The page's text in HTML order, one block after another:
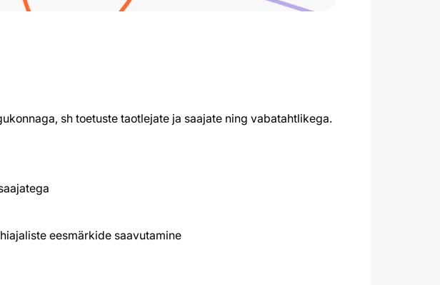
sh toetuste taotlejate ja saajate ning vabatahtlikega.
eesmärkide saavutamine